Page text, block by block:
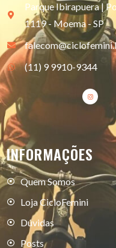
Parque Ibirapuera |
1119 - Moema - SP
(11) 9 9910-9344
INFORMAÇÕES
Quem Somos
Loja CicloFemini
Dúvidas
Posts